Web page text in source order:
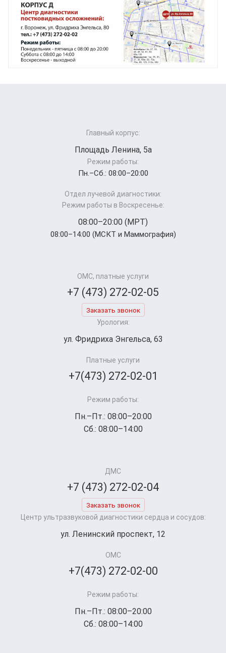
Главный корпус:
Площадь Ленина, 5а
Режим работы:
Пн.–Cб.: 08:00–20:00
Отдел лучевой диагностики:
Режим работы в Воскресенье:
08:00–20:00 (МРТ)
08:00–14:00 (МСКТ и Маммография)
ОМС, платные услуги
+7 (473) 272-02-05
Заказать звонок
Урология:
ул. Фридриха Энгельса, 63
Платные услуги
+7(473) 272-02-01
Режим работы:
Пн.–Пт.: 08:00–20:00
Сб.: 08:00–14:00
ДМС
+7 (473) 272-02-04
Заказать звонок
Центр ультразвуковой диагностики сердца и сосудов:
ул. Ленинский проспект, 12
ОМС
+7(473) 272-02-00
Режим работы:
Пн.–Пт.: 08:00–20:00
Сб.: 08:00–14:00